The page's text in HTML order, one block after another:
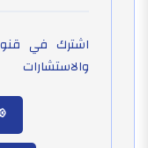
اشترك في
والاستشارات